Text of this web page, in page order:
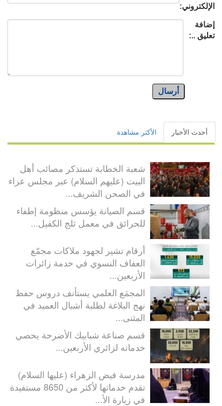
الإلكتروني:
إضافة
تعليق ..:
أرسال
أحدث الأخبار الأكثر مشاهدة
شعبة الخطابة تستذكر مصائب أهل
البيت (عليهم السلام) عبر مجلس عزاء
في الصحن الشريف...
قسم الصيانة يؤسس منظومة إطفاء
للحرائق في معمل ثلج الكفيل...
أرقام تشير لجهود ملاكات مجمّع
العفاف النسوي في خدمة زائرات
الأربعين...
المجمَع العلمي يستأنف دروس حفظ
نهج البلاغة لطلبة أشبال العميد في
المثنى...
قسم صناعة شبابيك الأضرحة يحصي
خدماته لزائري الأربعين...
مدرسة فيض الزهراء (عليها السلام)
تقدم خدماتها لأكثر من 8650 مستفيدة
في زيارة الأ...